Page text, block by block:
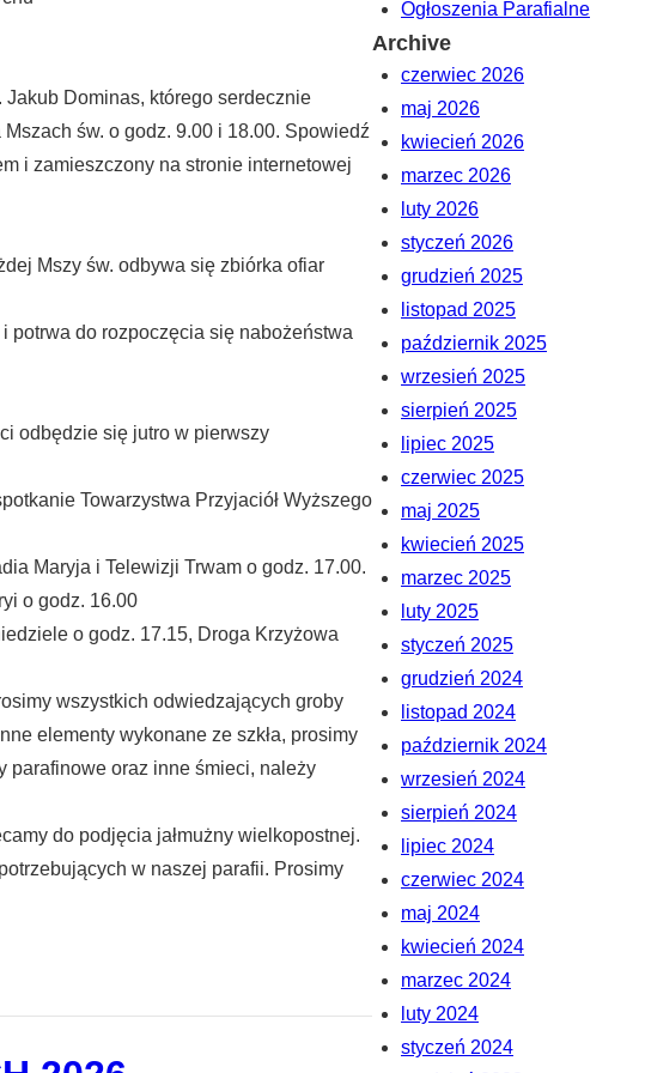
Dominas, którego serdecznie
św. o godz. 9.00 i 18.00. Spowiedź
i zamieszczony na stronie internetowej
Mszy św. odbywa się zbiórka ofiar
potrwa do rozpoczęcia się nabożeństwa
odbędzie się jutro w pierwszy
Towarzystwa Przyjaciół Wyższego
Maryja i Telewizji Trwam o godz. 17.00.
o godz. 16.00
o godz. 17.15, Droga Krzyżowa
wszystkich odwiedzających groby
elementy wykonane ze szkła, prosimy
parafinowe oraz inne śmieci, należy
do podjęcia jałmużny wielkopostnej.
w naszej parafii. Prosimy
Ogłoszenia Parafialne
Archive
czerwiec 2026
maj 2026
kwiecień 2026
marzec 2026
luty 2026
styczeń 2026
grudzień 2025
listopad 2025
październik 2025
wrzesień 2025
sierpień 2025
lipiec 2025
czerwiec 2025
maj 2025
kwiecień 2025
marzec 2025
luty 2025
styczeń 2025
grudzień 2024
listopad 2024
październik 2024
wrzesień 2024
sierpień 2024
lipiec 2024
czerwiec 2024
maj 2024
kwiecień 2024
marzec 2024
luty 2024
styczeń 2024